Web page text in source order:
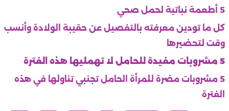
5 أطعمة نباتية لحمل صحي
كل ما تودين معرفته بالتفصيل عن حقيبة الولادة وأنسب
وقت لتحضيرها
5 مشروبات مفيدة للحامل لا تهمليها هذه الفترة
5 مشروبات مضرة للمرأة الحامل تجنبي تناولها في هذه
الفترة